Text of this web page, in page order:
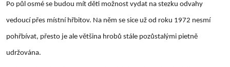
Po půl osmé se budou mít děti možnost vydat na stezku odvahy
vedoucí přes místní hřbitov. Na něm se sice už od roku 1972 nesmí
pohřbívat, přesto je ale většina hrobů stále pozůstalými pietně
udržována.